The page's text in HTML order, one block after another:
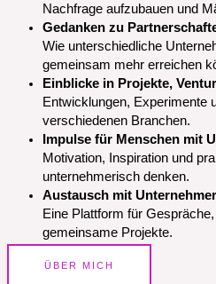
Nachfrage aufzubauen und
Gedanken zu
Wie unterschiedliche
gemeinsam mehr erreichen
Einblicke in Projekte,
Entwicklungen, Experimente
verschiedenen Branchen.
Impulse für Menschen mit
Motivation, Inspiration und
unternehmerisch denken.
Austausch mit
Eine Plattform für
gemeinsame Projekte.
ÜBER MICH